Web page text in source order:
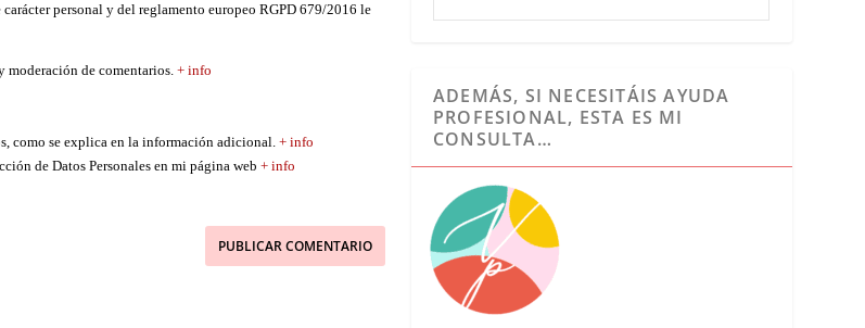
personal y del reglamento europeo RGPD 679/2016 le
moderación de comentarios.+ info
como se explica en la información adicional.+ info
de Datos Personales en mi página web+ info
ADEMÁS, SI NECESITÁIS AYUDA
PROFESIONAL, ESTA ES MI
CONSULTA…